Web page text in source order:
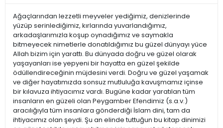
Ağaçlarından lezzetli meyveler yediğimiz, denizlerinde
yüzüp serinlediğimiz, kırlarında yuvarlandığımız,
arkadaşlarımızla koşup oynadığımız ve saymakla
bitmeyecek nimetlerle donatıldığımız bu güzel dünyayı yüce
Allah bizim için yarattı. Bu dünyada doğru ve güzel olarak
yaşayanları ise yepyeni bir hayatta en güzel şekilde
ödüllendireceğinin müjdesini verdi. Doğru ve güzel yaşamak
ve diğer hayatımızda sonsuz mutluluğa kavuşmamız içinse
bir kılavuza ihtiyacımız vardı. Bugüne kadar yaratılan tüm
insanların en güzeli olan Peygamber Efendimiz (s.a.v.)
aracılığıyla tüm insanlara gönderdiği İslam dini, tam da
ihtiyacımız olan şeydi. Şu an elinde tuttuğun bu kitap dinimizi